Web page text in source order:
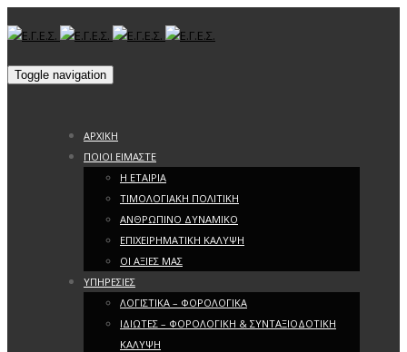
Toggle navigation
ΑΡΧΙΚΗ
ΠΟΙΟΙ ΕΙΜΑΣΤΕ
Η ΕΤΑΙΡΙΑ
ΤΙΜΟΛΟΓΙΑΚΗ ΠΟΛΙΤΙΚΗ
ΑΝΘΡΩΠΙΝΟ ΔΥΝΑΜΙΚΟ
ΕΠΙΧΕΙΡΗΜΑΤΙΚΗ ΚΑΛΥΨΗ
ΟΙ ΑΞΙΕΣ ΜΑΣ
ΥΠΗΡΕΣΙΕΣ
ΛΟΓΙΣΤΙΚΑ – ΦΟΡΟΛΟΓΙΚΑ
ΙΔΙΩΤΕΣ – ΦΟΡΟΛΟΓΙΚΗ & ΣΥΝΤΑΞΙΟΔΟΤΙΚΗ
ΚΑΛΥΨΗ